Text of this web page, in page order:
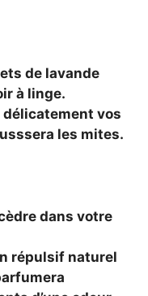
de lavande
à linge.
délicatement vos
les mites.
dans votre
répulsif naturel